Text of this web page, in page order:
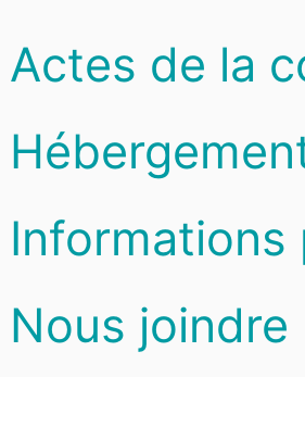
Actes de la
Informations
Nous joindre